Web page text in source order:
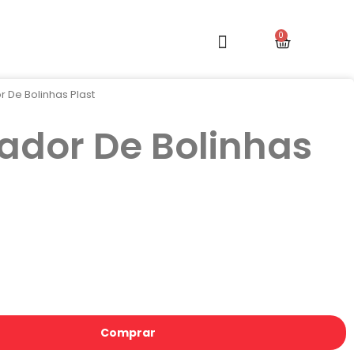
De Bolinhas Plast
De Bolinhas
Comprar